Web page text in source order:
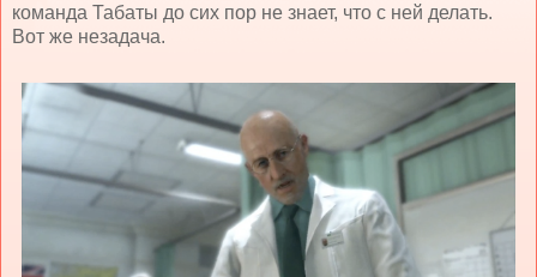
команда Табаты до сих пор не знает, что с ней делать.
Вот же незадача.